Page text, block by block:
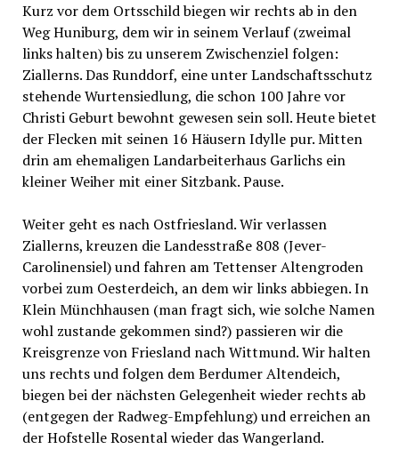
Kurz vor dem Ortsschild biegen wir rechts ab in den
Weg Huniburg, dem wir in seinem Verlauf (zweimal
links halten) bis zu unserem Zwischenziel folgen:
Ziallerns. Das Runddorf, eine unter Landschaftsschutz
stehende Wurtensiedlung, die schon 100 Jahre vor
Christi Geburt bewohnt gewesen sein soll. Heute bietet
der Flecken mit seinen 16 Häusern Idylle pur. Mitten
drin am ehemaligen Landarbeiterhaus Garlichs ein
kleiner Weiher mit einer Sitzbank. Pause.
Weiter geht es nach Ostfriesland. Wir verlassen
Ziallerns, kreuzen die Landesstraße 808 (Jever-
Carolinensiel) und fahren am Tettenser Altengroden
vorbei zum Oesterdeich, an dem wir links abbiegen. In
Klein Münchhausen (man fragt sich, wie solche Namen
wohl zustande gekommen sind?) passieren wir die
Kreisgrenze von Friesland nach Wittmund. Wir halten
uns rechts und folgen dem Berdumer Altendeich,
biegen bei der nächsten Gelegenheit wieder rechts ab
(entgegen der Radweg-Empfehlung) und erreichen an
der Hofstelle Rosental wieder das Wangerland.